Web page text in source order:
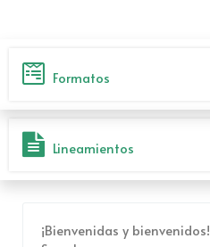
Formatos
Lineamientos
¡Bienvenidas y bienvenidos!